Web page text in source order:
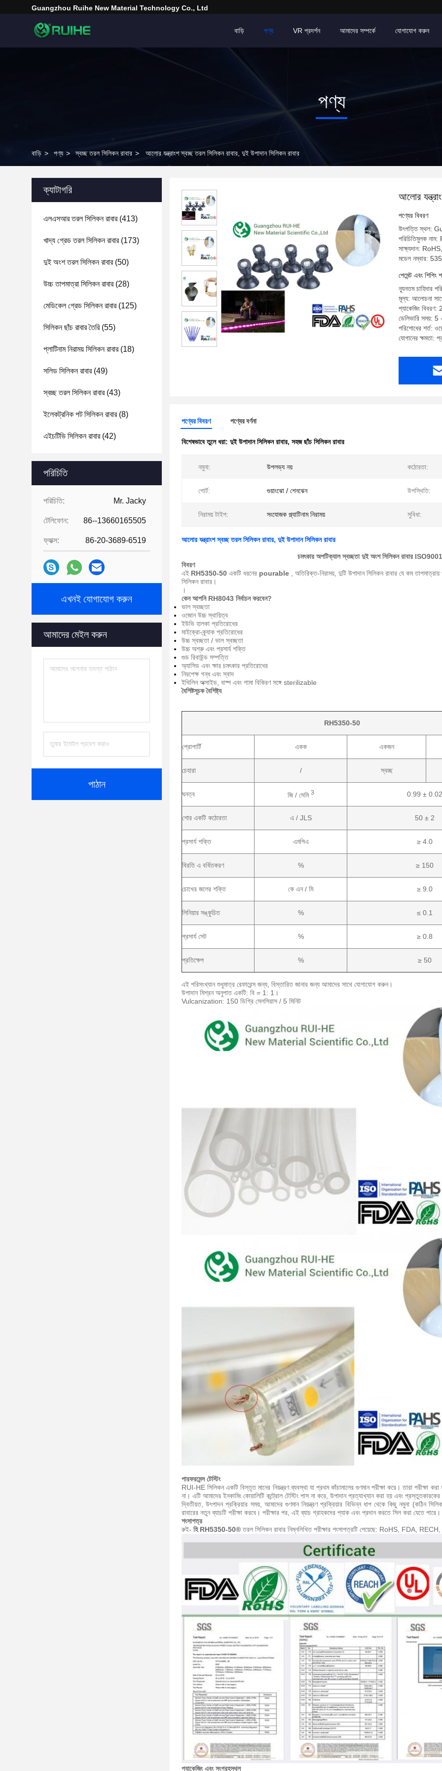
Guangzhou Ruihe New Material Technology Co., Ltd
বাড়ি পণ্য VR প্রদর্শন আমাদের সম্পর্কে যোগাযোগ করুন
পণ্য
বাড়ি > পণ্য > স্বচ্ছ তরল সিলিকন রাবার > আলোর যন্ত্রাংশ স্বচ্ছ তরল সিলিকন রাবার, দুই উপাদান সিলিকন রাবার
ক্যাটাগরি
এলএসআর তরল সিলিকন রাবার(413)
খাদ্য গ্রেড তরল সিলিকন রাবার(173)
দুই অংশ তরল সিলিকন রাবার(50)
উচ্চ তাপমাত্রা সিলিকন রাবার(28)
মেডিকেল গ্রেড সিলিকন রাবার(125)
সিলিকন ছাঁচ রাবার তৈরি(55)
প্লাটিনাম নিরাময় সিলিকন রাবার(18)
সলিড সিলিকন রাবার(49)
স্বচ্ছ তরল সিলিকন রাবার(43)
ইলেকট্রনিক পট সিলিকন রাবার(8)
এইচটিভি সিলিকন রাবার(42)
পরিচিতি
পরিচিতি: Mr. Jacky
টেলিফোন: 86--13660165505
ফ্যাক্স: 86-20-3689-6519
এখনই যোগাযোগ করুন
আমাদের মেইল ​​করুন
পাঠান
আলোর
পণ্যের বিবরণ
উৎপত্তি স্থল:
পরিচিতিমুলক
সাক্ষ্যদান:
মডেল নম্বার:
পেমেন্ট এবং শিপিং
ন্যূনতম চাহিদার
মূল্য: আলোচনা
প্যাকেজিং
ডেলিভারি সময়: 5
পরিশোধের শর্ত:
যোগানের ক্ষমতা:
পণ্যের বিবরণ পণ্যের বর্ণনা
বিশেষভাবে তুলে ধরা: দুই উপাদান সিলিকন রাবার, সহজ ছাঁচ সিলিকন রাবার
নমুনা: উপলভ্য নয় কঠোরতা:
পোর্ট: গুয়াংঝো / শেনঝেন উপস্থিতি:
নিরাময় টাইপ: সংযোজক প্ল্যাটিনাম নিরাময় সুবিধা:
আলোর যন্ত্রাংশ স্বচ্ছ তরল সিলিকন রাবার, দুই উপাদান সিলিকন রাবার
চমৎকার অপটিক্যাল স্বচ্ছতা দুই অংশ সিলিকন রাবার
বিবরণ
এই RH5350-50 একটি ধরনের pourable , অতিরিক্ত-নিরাময়, দুটি উপাদান সিলিকন রাবার যে কম
সিলিকন রাবার।
।
কেন আপনি RH8043 নির্বাচন করবেন?
ভাল স্বচ্ছতা
ওজোন উচ্চ স্থায়িত্ব
ইউভি হালকা প্রতিরোধের
মাইক্রো-ক্র্যাক প্রতিরোধের
উচ্চ স্বচ্ছতা / ভাল স্বচ্ছতা
উচ্চ অশ্রু এবং প্রসার্য শক্তি
গুড রিবাউন্ড সম্পত্তি
অ্যাসিড এবং ক্ষার চমৎকার প্রতিরোধের
নিরপেক্ষ গন্ধ এবং স্বাদ
ইথিলিন অক্সাইড, বাষ্প এবং গামা বিকিরণ সঙ্গে sterilizable
বৈশিষ্টসূচক বৈশিষ্ট্য
RH5350-50
প্রোপার্টি একক একজন
চেহারা / স্বচ্ছ
ঘনত্ব জি / সেমি 3 0.99 ± 0.02
শোর একটি কঠোরতা এ / JLS 50 ± 2
প্রসার্য শক্তি এমপিএ ≥ 4.0
বিরতি এ বর্ধিতকরণ % ≥ 150
চোখের জলের শক্তি কে এন / মি ≥ 9.0
লিনিয়ার সঙ্কুচিত % ≤ 0.1
প্রসার্য সেট % ≥ 0.8
প্রতিক্ষেপ % ≥ 50
এই পরিসংখ্যান শুধুমাত্র রেফারেন্স জন্য, বিস্তারিত জানার জন্য আমাদের সাথে যোগাযোগ করুন।
উপাদান মিশ্রন অনুপাত একটি: বি = 1: 1।
Vulcanization: 150 ডিগ্রি সেলসিয়াস / 5 মিনিট
পারফরমেন্স টেস্টিং
RUI-HE সিলিকন একটি বিস্তৃত মানের নিয়ন্ত্রণ ব্যবস্থা যা প্রথম কাঁচামালের গুণমান পরীক্ষা করে। তারা পরীক্ষা
না। এটি আমাদের ইনকামিং কোয়ালিটি কন্ট্রোল টেস্টিং পাস না করে, উপাদান প্রত্যাখ্যান করা হয় এবং প্রস্তুতকারকের
দ্বিতীয়ত, উৎপাদন প্রক্রিয়ার সময়, আমাদের গুণমান নিয়ন্ত্রণ প্রক্রিয়ার বিভিন্ন ধাপ থেকে কিছু নমুনা (কঠিন
রাবারের নতুন ব্যাচটি পরীক্ষা করবে। পরীক্ষার পর, এই ব্যাচ গ্রাহকদের প্যাক এবং প্রদান করতে সিল করা যেতে পারে।
শংসাপত্র
রুই- হি RH5350-50®তরল সিলিকন রাবার নিম্নলিখিত পরীক্ষার শংসাপত্রটি পেয়েছে: RoHS, FDA,
প্যাকেজিং এবং সংগ্রহস্থল